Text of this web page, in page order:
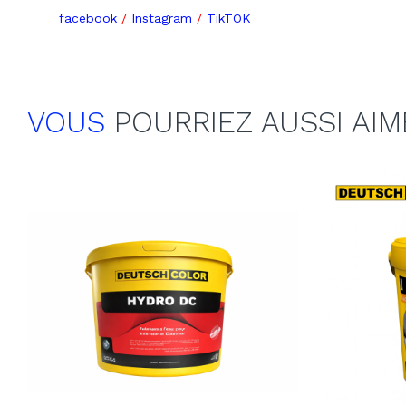
facebook / Instagram / TikTOK
VOUS POURRIEZ AUSSI